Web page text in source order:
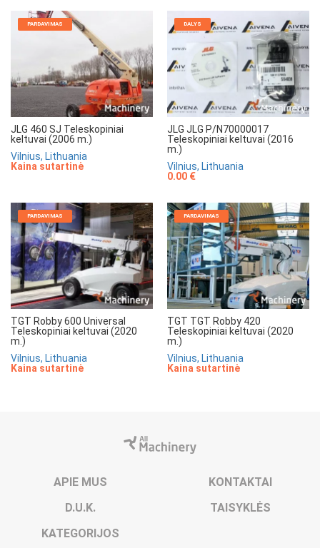
PARDAVIMAS
JLG 460 SJ Teleskopiniai
keltuvai (2006 m.)
Vilnius, Lithuania
Kaina sutartinė
DALYS
JLG JLG P/N70000017
Teleskopiniai keltuvai (2016
m.)
Vilnius, Lithuania
0.00 €
PARDAVIMAS
TGT Robby 600 Universal
Teleskopiniai keltuvai (2020
m.)
Vilnius, Lithuania
Kaina sutartinė
PARDAVIMAS
TGT TGT Robby 420
Teleskopiniai keltuvai (2020
m.)
Vilnius, Lithuania
Kaina sutartinė
APIE MUS
KONTAKTAI
D.U.K.
TAISYKLĖS
KATEGORIJOS